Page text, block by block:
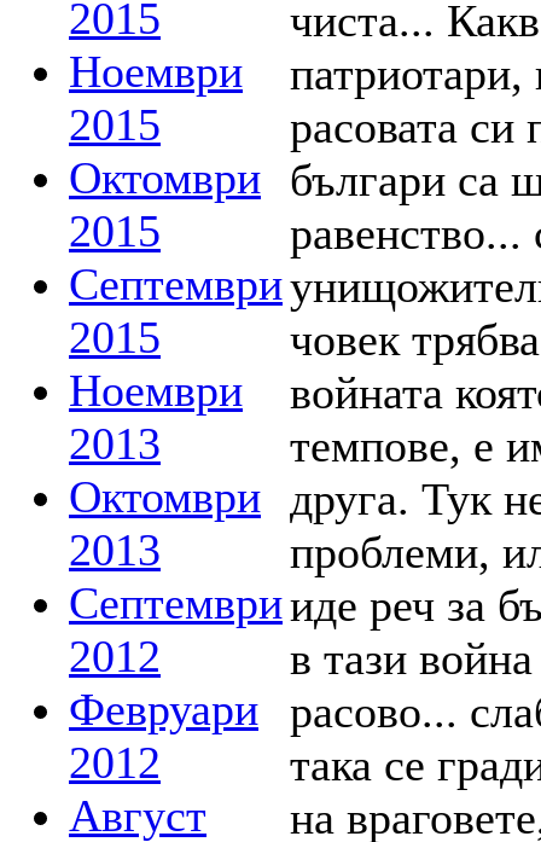
2015
Ноември
2015
Октомври
2015
Септември
2015
Ноември
2013
Октомври
2013
Септември
2012
Февруари
2012
Август